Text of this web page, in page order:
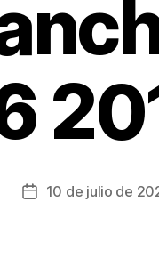
Fecha10 de julio de